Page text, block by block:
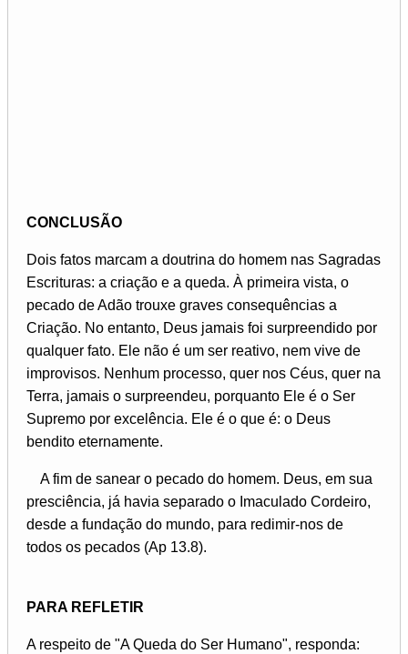
CONCLUSÃO
Dois fatos marcam a doutrina do homem nas Sagradas
Escrituras: a criação e a queda. À primeira vista, o
pecado de Adão trouxe graves consequências a
Criação. No entanto, Deus jamais foi surpreendido por
qualquer fato. Ele não é um ser reativo, nem vive de
improvisos. Nenhum processo, quer nos Céus, quer na
Terra, jamais o surpreendeu, porquanto Ele é o Ser
Supremo por excelência. Ele é o que é: o Deus
bendito eternamente.
A fim de sanear o pecado do homem. Deus, em sua
presciência, já havia separado o Imaculado Cordeiro,
desde a fundação do mundo, para redimir-nos de
todos os pecados (Ap 13.8).
PARA REFLETIR
A respeito de "A Queda do Ser Humano", responda: